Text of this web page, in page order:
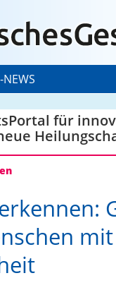
für